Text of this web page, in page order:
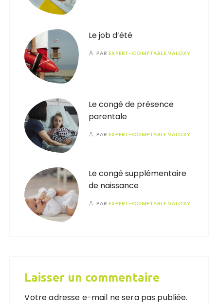
Le job d’été
PAREXPERT-COMPTABLE VALOXY
Le congé de présence
parentale
PAREXPERT-COMPTABLE VALOXY
Le congé supplémentaire
de naissance
PAREXPERT-COMPTABLE VALOXY
Laisser un commentaire
Votre adresse e-mail ne sera pas publiée.